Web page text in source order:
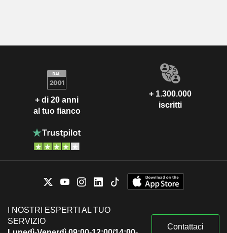
+ di 20 anni
al tuo fianco
+ 1.300.000
iscritti
I NOSTRI ESPERTI AL TUO
SERVIZIO
Contattaci